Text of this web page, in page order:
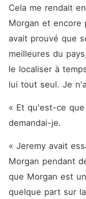
Cela me rendait
Morgan et encore
avait prouvé que
meilleures du
le localiser à
lui tout seul. Je
« Et qu'est-ce
demandai-je.
« Jeremy avait
Morgan pendant
que Morgan est
quelque part sur